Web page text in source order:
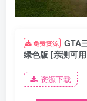
免费资源 GTA
绿色版 [亲测可
资源下载